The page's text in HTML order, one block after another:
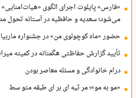
«فارس» پایلوت اجرای الگوی
می‌شود؛ سعدیه و حافظیه در آستانه تحول
حضور «ماه کوچولوی من» در جشنواره ماربیا
تأیید گزارش حفاظتی هگمتانه در کمیته
درام خانوادگی و مسئله معاصر بودن
«مو به مو»؛ مر ثیه ای بر ای طبقه متو سط